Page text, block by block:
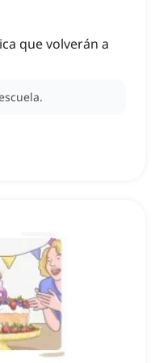
que volverán a